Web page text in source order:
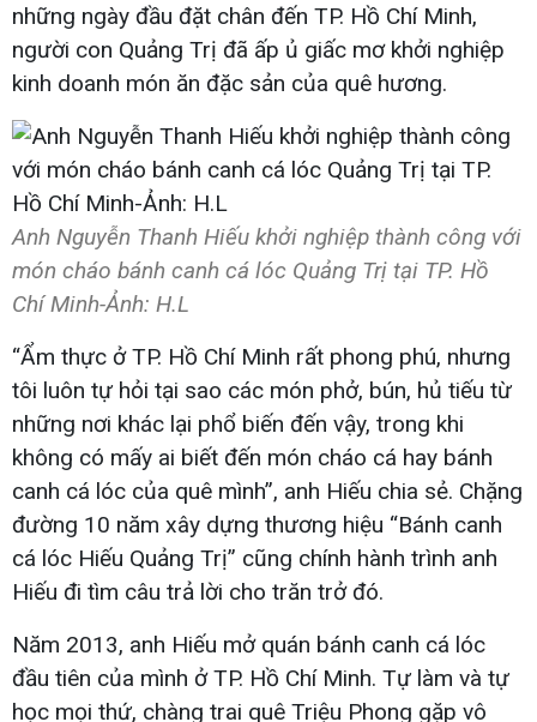
những ngày đầu đặt chân đến TP. Hồ Chí Minh,
người con Quảng Trị đã ấp ủ giấc mơ khởi nghiệp
kinh doanh món ăn đặc sản của quê hương.
Anh Nguyễn Thanh Hiếu khởi nghiệp thành công với
món cháo bánh canh cá lóc Quảng Trị tại TP. Hồ
Chí Minh-Ảnh: H.L
“Ẩm thực ở TP. Hồ Chí Minh rất phong phú, nhưng
tôi luôn tự hỏi tại sao các món phở, bún, hủ tiếu từ
những nơi khác lại phổ biến đến vậy, trong khi
không có mấy ai biết đến món cháo cá hay bánh
canh cá lóc của quê mình”, anh Hiếu chia sẻ. Chặng
đường 10 năm xây dựng thương hiệu “Bánh canh
cá lóc Hiếu Quảng Trị” cũng chính hành trình anh
Hiếu đi tìm câu trả lời cho trăn trở đó.
Năm 2013, anh Hiếu mở quán bánh canh cá lóc
đầu tiên của mình ở TP. Hồ Chí Minh. Tự làm và tự
học mọi thứ, chàng trai quê Triệu Phong gặp vô